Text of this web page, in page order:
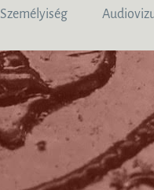
Személyiség